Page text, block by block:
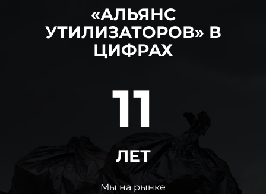
«АЛЬЯНС
УТИЛИЗАТОРОВ» В
ЦИФРАХ
11
ЛЕТ
Мы на рынке